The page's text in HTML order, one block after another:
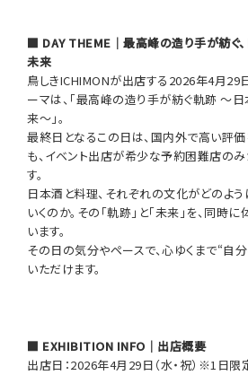
■ DAY THEME｜最高峰の造り手が紡ぐ
未来
鳥しきICHIMONが出店する2026年4月29日
ーマは、「最高峰の造り手が紡ぐ軌跡 〜
来〜」。
最終日となるこの日は、国内外で高い評
も、イベント出店が希少な予約困難店の
す。
日本酒と料理、それぞれの文化がどのよう
いくのか。その「軌跡」と「未来」を、同時
います。
その日の気分やペースで、心ゆくまで“自
いただけます。
■ EXHIBITION INFO｜出店概要
出店日：2026年4月29日（水・祝）※1日限